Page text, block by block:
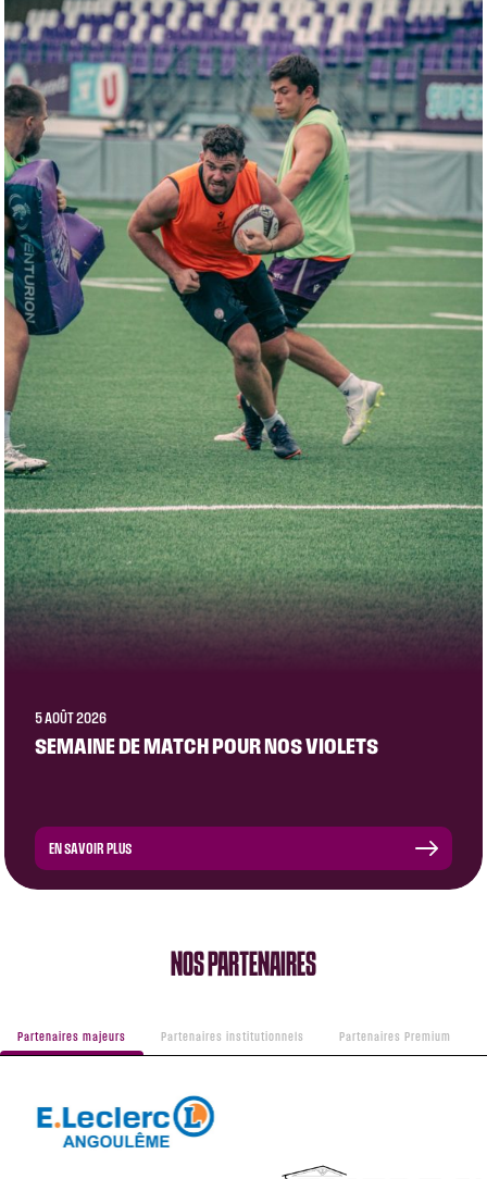
5 AOÛT 2026
SEMAINE DE MATCH POUR NOS VIOLETS
EN SAVOIR PLUS
NOS PARTENAIRES
Partenaires majeurs Partenaires institutionnels Partenaires Premium